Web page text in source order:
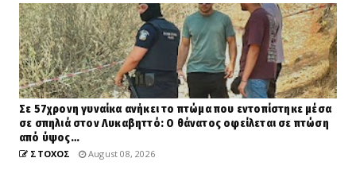
Σε 57χρονη γυναίκα ανήκει το πτώμα που εντοπίστηκε μέσα
σε σπηλιά στον Λυκαβηττό: Ο θάνατος οφείλεται σε πτώση
από ύψος…
ΣΤΟΧΟΣ August 08, 2026